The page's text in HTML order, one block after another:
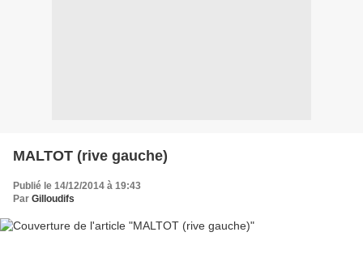
MALTOT (rive gauche)
Publié le 14/12/2014 à 19:43
Par Gilloudifs